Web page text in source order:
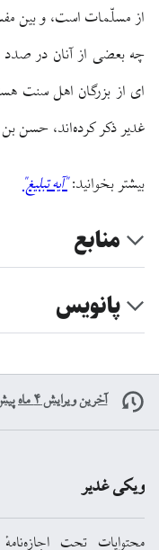
از مسلّمات است، و بین
چه بعضی از آنان در صدد
ای از بزرگان اهل سنت
غدیر ذکر کرده‌اند، حسن
بیشتر بخوانید:"آیه تبلیغ"
منابع
پانویس
آخرین ویرایش ۴ ماه پیش
ویکی غدیر
محتوایات تحت